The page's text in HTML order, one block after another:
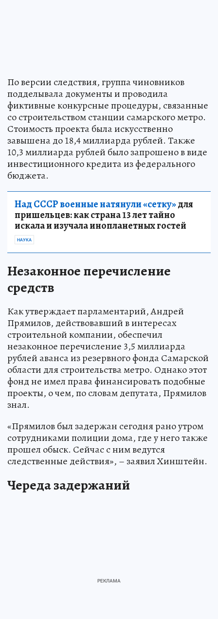
По версии следствия, группа чиновников
подделывала документы и проводила
фиктивные конкурсные процедуры, связанные
со строительством станции самарского метро.
Стоимость проекта была искусственно
завышена до 18,4 миллиарда рублей. Также
10,3 миллиарда рублей было запрошено в виде
инвестиционного кредита из федерального
бюджета.
Над СССР военные натянули «сетку»для
пришельцев: как страна 13 лет тайно
искала и изучала инопланетных гостей
НАУКА
Незаконное перечисление
средств
Как утверждает парламентарий, Андрей
Прямилов, действовавший в интересах
строительной компании, обеспечил
незаконное перечисление 3,5 миллиарда
рублей аванса из резервного фонда Самарской
области для строительства метро. Однако этот
фонд не имел права финансировать подобные
проекты, о чем, по словам депутата, Прямилов
знал.
«Прямилов был задержан сегодня рано утром
сотрудниками полиции дома, где у него также
прошел обыск. Сейчас с ним ведутся
следственные действия», – заявил Хинштейн.
Череда задержаний